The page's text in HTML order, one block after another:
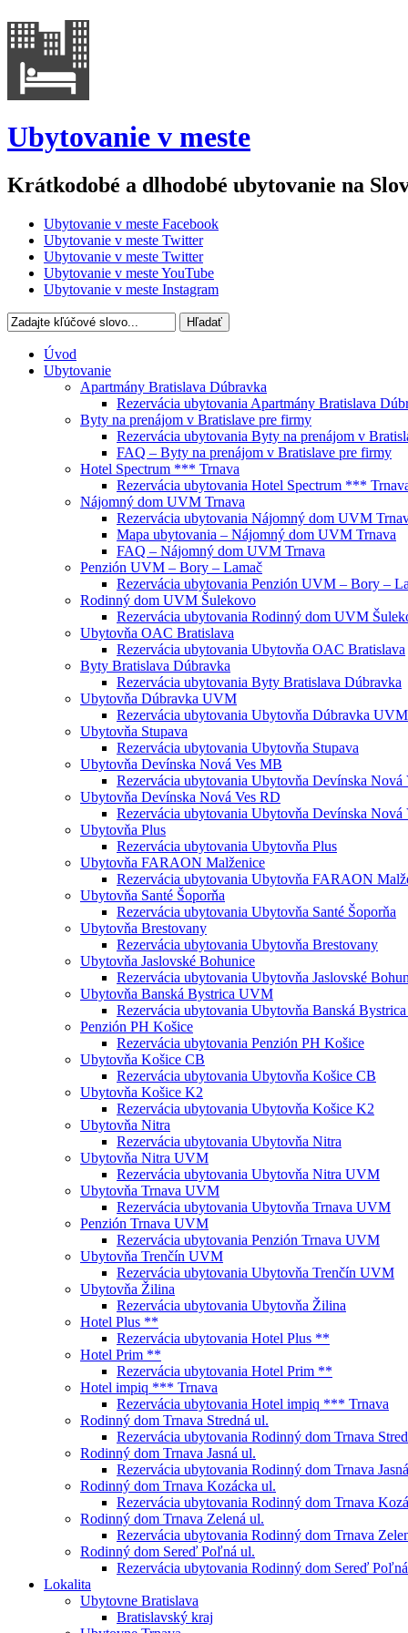
Ubytovanie v meste
Krátkodobé a dlhodobé ubytovanie na
Ubytovanie v meste Facebook
Ubytovanie v meste Twitter
Ubytovanie v meste Twitter
Ubytovanie v meste YouTube
Ubytovanie v meste Instagram
Hľadať
Úvod
Ubytovanie
Apartmány Bratislava Dúbravka
Rezervácia ubytovania Apartmány Bratislava
Byty na prenájom v Bratislave pre firmy
Rezervácia ubytovania Byty na prenájom v
FAQ – Byty na prenájom v Bratislave pre firmy
Hotel Spectrum *** Trnava
Rezervácia ubytovania Hotel Spectrum ***
Nájomný dom UVM Trnava
Rezervácia ubytovania Nájomný dom UVM
Mapa ubytovania – Nájomný dom UVM Trnava
FAQ – Nájomný dom UVM Trnava
Penzión UVM – Bory – Lamač
Rezervácia ubytovania Penzión UVM – Bory –
Rodinný dom UVM Šulekovo
Rezervácia ubytovania Rodinný dom UVM
Ubytovňa OAC Bratislava
Rezervácia ubytovania Ubytovňa OAC Bratislava
Byty Bratislava Dúbravka
Rezervácia ubytovania Byty Bratislava Dúbravka
Ubytovňa Dúbravka UVM
Rezervácia ubytovania Ubytovňa Dúbravka UVM
Ubytovňa Stupava
Rezervácia ubytovania Ubytovňa Stupava
Ubytovňa Devínska Nová Ves MB
Rezervácia ubytovania Ubytovňa Devínska Nová
Ubytovňa Devínska Nová Ves RD
Rezervácia ubytovania Ubytovňa Devínska Nová
Ubytovňa Plus
Rezervácia ubytovania Ubytovňa Plus
Ubytovňa FARAON Malženice
Rezervácia ubytovania Ubytovňa FARAON
Ubytovňa Santé Šoporňa
Rezervácia ubytovania Ubytovňa Santé Šoporňa
Ubytovňa Brestovany
Rezervácia ubytovania Ubytovňa Brestovany
Ubytovňa Jaslovské Bohunice
Rezervácia ubytovania Ubytovňa Jaslovské
Ubytovňa Banská Bystrica UVM
Rezervácia ubytovania Ubytovňa Banská
Penzión PH Košice
Rezervácia ubytovania Penzión PH Košice
Ubytovňa Košice CB
Rezervácia ubytovania Ubytovňa Košice CB
Ubytovňa Košice K2
Rezervácia ubytovania Ubytovňa Košice K2
Ubytovňa Nitra
Rezervácia ubytovania Ubytovňa Nitra
Ubytovňa Nitra UVM
Rezervácia ubytovania Ubytovňa Nitra UVM
Ubytovňa Trnava UVM
Rezervácia ubytovania Ubytovňa Trnava UVM
Penzión Trnava UVM
Rezervácia ubytovania Penzión Trnava UVM
Ubytovňa Trenčín UVM
Rezervácia ubytovania Ubytovňa Trenčín UVM
Ubytovňa Žilina
Rezervácia ubytovania Ubytovňa Žilina
Hotel Plus **
Rezervácia ubytovania Hotel Plus **
Hotel Prim **
Rezervácia ubytovania Hotel Prim **
Hotel impiq *** Trnava
Rezervácia ubytovania Hotel impiq *** Trnava
Rodinný dom Trnava Stredná ul.
Rezervácia ubytovania Rodinný dom Trnava
Rodinný dom Trnava Jasná ul.
Rezervácia ubytovania Rodinný dom Trnava
Rodinný dom Trnava Kozácka ul.
Rezervácia ubytovania Rodinný dom Trnava
Rodinný dom Trnava Zelená ul.
Rezervácia ubytovania Rodinný dom Trnava
Rodinný dom Sereď Poľná ul.
Rezervácia ubytovania Rodinný dom Sereď
Lokalita
Ubytovne Bratislava
Bratislavský kraj